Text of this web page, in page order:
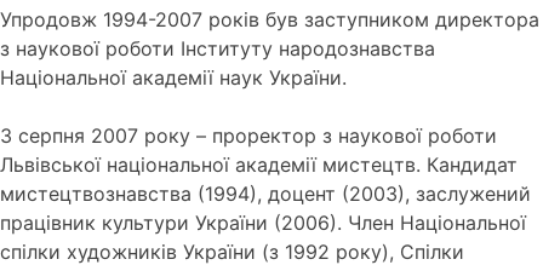
Упродовж 1994-2007 років був заступником директора
з наукової роботи Інституту народознавства
Національної академії наук України.
З серпня 2007 року – проректор з наукової роботи
Львівської національної академії мистецтв. Кандидат
мистецтвознавства (1994), доцент (2003), заслу­жений
працівник культури України (2006). Член Національної
спілки художників України (з 1992 року), Спілки